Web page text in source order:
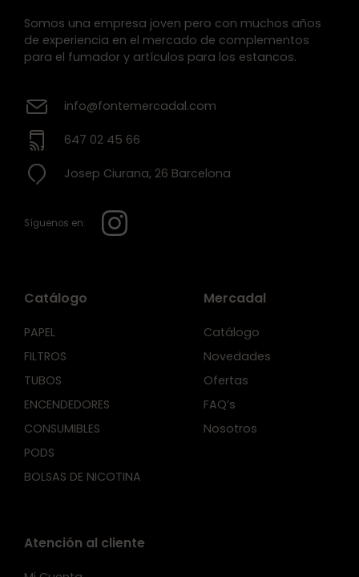
Somos una empresa joven pero con muchos años
de experiencia en el mercado de complementos
para el fumador y artículos para los estancos.
info@fontemercadal.com
647 02 45 66
Josep Ciurana, 26 Barcelona
Síguenos en:
Catálogo
PAPEL
FILTROS
TUBOS
ENCENDEDORES
CONSUMIBLES
PODS
BOLSAS DE NICOTINA
Mercadal
Catálogo
Novedades
Ofertas
FAQ’s
Nosotros
Atención al cliente